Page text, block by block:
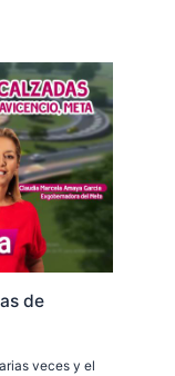
de
veces y el